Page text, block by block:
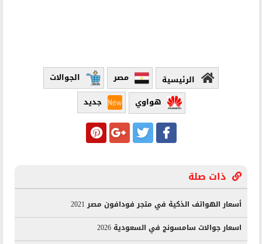
الرئيسية مصر
الجوالات
هواوي
جديد
ذات صلة
أسعار الهواتف الذكية في متجر فودافون مصر 2021
اسعار جوالات سامسونج في السعودية 2026